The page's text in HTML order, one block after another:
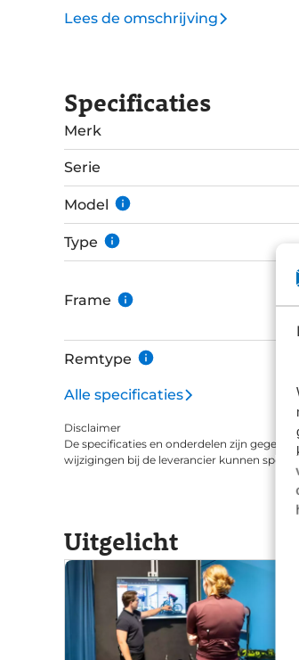
schakelbereik met een Shimano
300 display, dat fraai
ritgegevens eenvoudig af. Het
koppelen aan de Bosch e-Bike Flow app
extra brede e-bike specifieke
offroadwegen. De Suntour
je geniet van optimaal comfort.
Gazelle Connect, inclusief 1 jaar
altijd te traceren met behulp van
Lees de omschrijving
Specificaties
Merk
Serie
Model
Type
Frame
Remtype
Alle specificaties
Disclaimer
De specificaties en onderdelen zijn
wijzigingen bij de leverancier kunnen
Uitgelicht